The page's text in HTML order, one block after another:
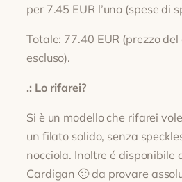
per 7.45 EUR l’uno (spese di
Totale: 77.40 EUR (prezzo
escluso).
.: Lo rifarei?
Si è un modello che rifarei
un filato solido, senza
nocciola. Inoltre é disponibile
Cardigan 🙂 da provare